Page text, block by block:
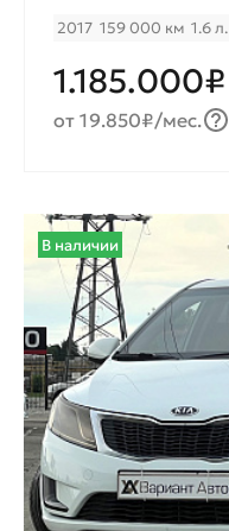
2017 159 000 км 1.6 л.
1.185.000₽
от 19.850₽/мес.
В наличии